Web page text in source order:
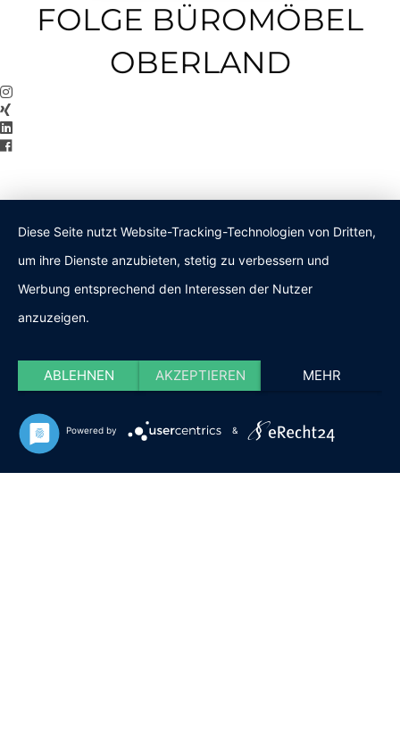
FOLGE BÜROMÖBEL
OBERLAND
Diese Seite nutzt Website-Tracking-Technologien von Dritten,
um ihre Dienste anzubieten, stetig zu verbessern und
Werbung entsprechend den Interessen der Nutzer
anzuzeigen.
ABLEHNEN AKZEPTIEREN MEHR
Powered by &